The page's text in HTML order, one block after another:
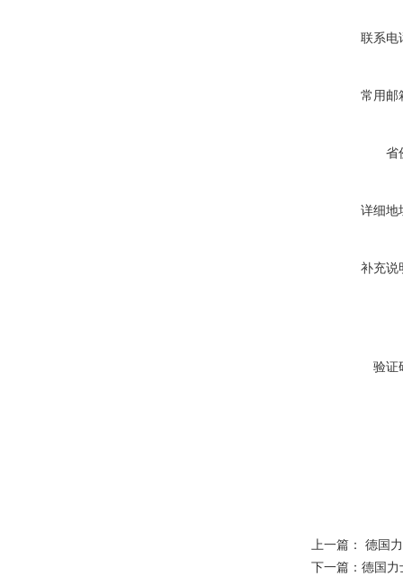
联系电
常用邮
省
详细地
补充说
验证
上一篇： 德国
下一篇： 德国力